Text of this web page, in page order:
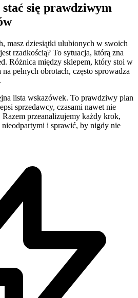
się prawdziwym
masz dziesiątki ulubionych w swoich
rzadkością? To sytuacja, którą zna
Różnica między sklepem, który stoi w
pełnych obrotach, często sprowadza
lista wskazówek. To prawdziwy plan
sprzedawcy, czasami nawet nie
Razem przeanalizujemy każdy krok,
i sprawić, by nigdy nie